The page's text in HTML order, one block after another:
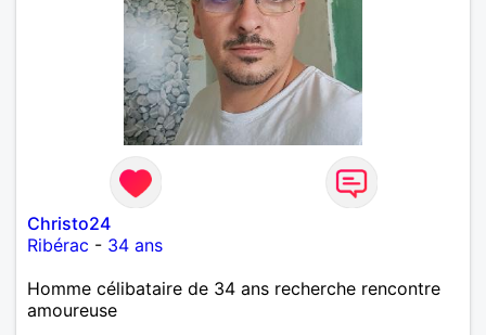
Christo24
Ribérac - 34 ans
Homme célibataire de 34 ans recherche rencontre
amoureuse